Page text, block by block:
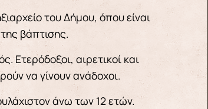
του Δήμου, όπου είναι
βάπτισης.
Ετερόδοξοι, αιρετικοί και
να γίνουν ανάδοχοι.
άνω των 12 ετών.